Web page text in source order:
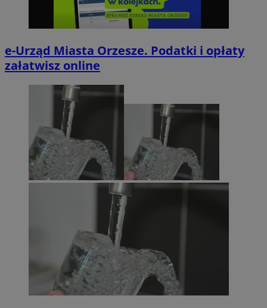
e-Urząd Miasta Orzesze. Podatki i opłaty
załatwisz online